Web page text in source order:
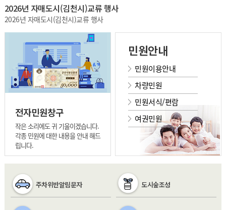
2026년 자매도시(김천시)교류 행사
2026년 자매도시(김천시)교류 행사
전자민원창구
작은 소리에도 귀 기울이겠습니다.
각종 민원에 대한 내용을 안내 해드
립니다.
민원안내
민원이용안내
차량민원
민원서식/편람
여권민원
주차위반알림문자 도시숲조성